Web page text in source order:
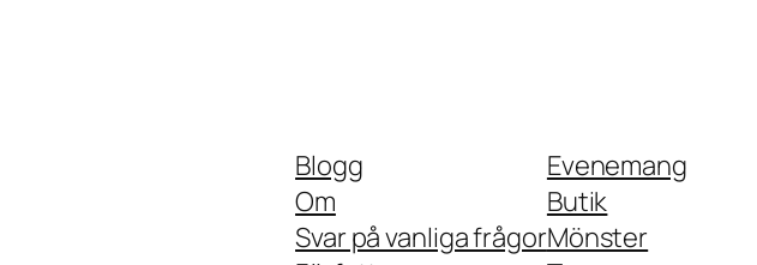
Blogg
Om
Svar på vanliga frågor
Evenemang
Butik
Mönster